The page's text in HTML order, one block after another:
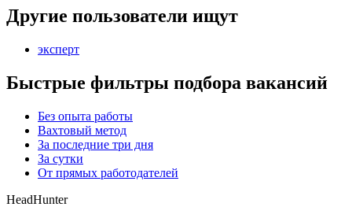
Другие пользователи ищут
эксперт
Быстрые фильтры подбора вакансий
Без опыта работы
Вахтовый метод
За последние три дня
За сутки
От прямых работодателей
HeadHunter